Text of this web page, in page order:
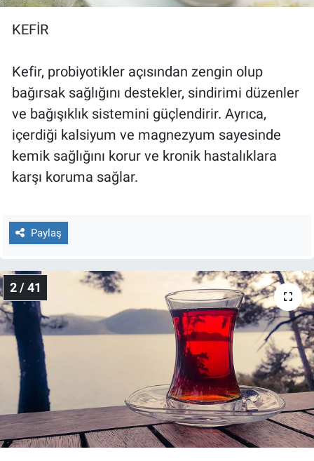
KEFİR
Kefir, probiyotikler açısından zengin olup
bağırsak sağlığını destekler, sindirimi düzenler
ve bağışıklık sistemini güçlendirir. Ayrıca,
içerdiği kalsiyum ve magnezyum sayesinde
kemik sağlığını korur ve kronik hastalıklara
karşı koruma sağlar.
Paylaş
2 / 41
Koronavirüs
Ne demişti
Nedir
Popüler
Programlar
Sağlık
Teknoloji
Türkiye'nin Geleceği
Türkiye'nin Gündemi
Yerel Gündem
Yerel Yaşam